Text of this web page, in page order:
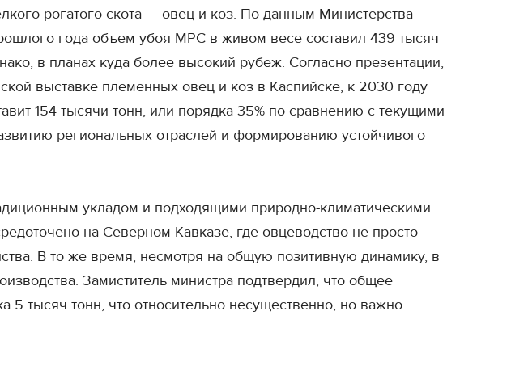
рогатого скота — овец и коз. По данным Министерства
года объем убоя МРС в живом весе составил 439 тысяч
в планах куда более высокий рубеж. Согласно презентации,
выставке племенных овец и коз в Каспийске, к 2030 году
154 тысячи тонн, или порядка 35% по сравнению с текущими
региональных отраслей и формированию устойчивого
укладом и подходящими природно-климатическими
на Северном Кавказе, где овцеводство не просто
В то же время, несмотря на общую позитивную динамику, в
Замиститель министра подтвердил, что общее
тысяч тонн, что относительно несущественно, но важно